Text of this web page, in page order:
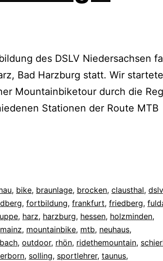
des DSLV Niedersachsen
Bad Harzburg statt. Wir
Mountainbiketour durch die
Stationen der Route MTB
, bike, braunlage, brocken, clausthal, dslv
, fortbildung, frankfurt, friedberg,
, harz, harzburg, hessen, holzminden,
mainz, mountainbike, mtb, neuhaus,
, outdoor, rhön, ridethemountain,
, solling, sportlehrer, taunus,